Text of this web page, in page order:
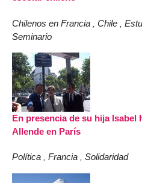
Chilenos en Francia Chile
Seminario
En presencia de su hija Isabel
Allende en París
Política , Francia , Solidaridad